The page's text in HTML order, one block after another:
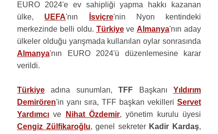
EURO 2024'e ev sahipliği yapma hakkı kazanan
ülke, UEFA'nın İsviçre'nin Nyon kentindeki
merkezinde belli oldu. TürkiyeveAlmanya'nın aday
ülkeler olduğu yarışmada kullanılan oylar sonrasında
Almanya'nın EURO 2024'ü düzenlemesine karar
verildi.
Türkiye adına sunumları,TFF BaşkanıYıldırım
Demirören'in yanı sıra, TFF başkan vekilleri Servet
Yardımcı ve Nihat Özdemir, yönetim kurulu üyesi
Cengiz Zülfikaroğlu, genel sekreter Kadir Kardaş,